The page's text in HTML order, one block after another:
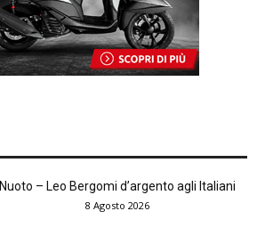
Nuoto – Leo Bergomi d’argento agli Italiani
8 Agosto 2026